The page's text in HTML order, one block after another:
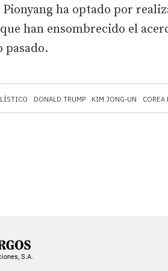
DONALD TRUMP KIM JONG-UN COREA
ha optado por
han ensombrecido el
pasado.
S.A.